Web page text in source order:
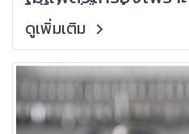
ไม่ใช่แค่ซื้อแล้วจบ
การตั้งค่าการสอนใช้
ยาวจากประสบการ
Grandlondon
ด้านอุปกรณ์ร้านแว่น
สายตา บทความนี้จะ
เลือก ผู้เชี่ยวชาญ
ต่อธุรกิจคุณอย่างไร
ดูเพิ่มเติม